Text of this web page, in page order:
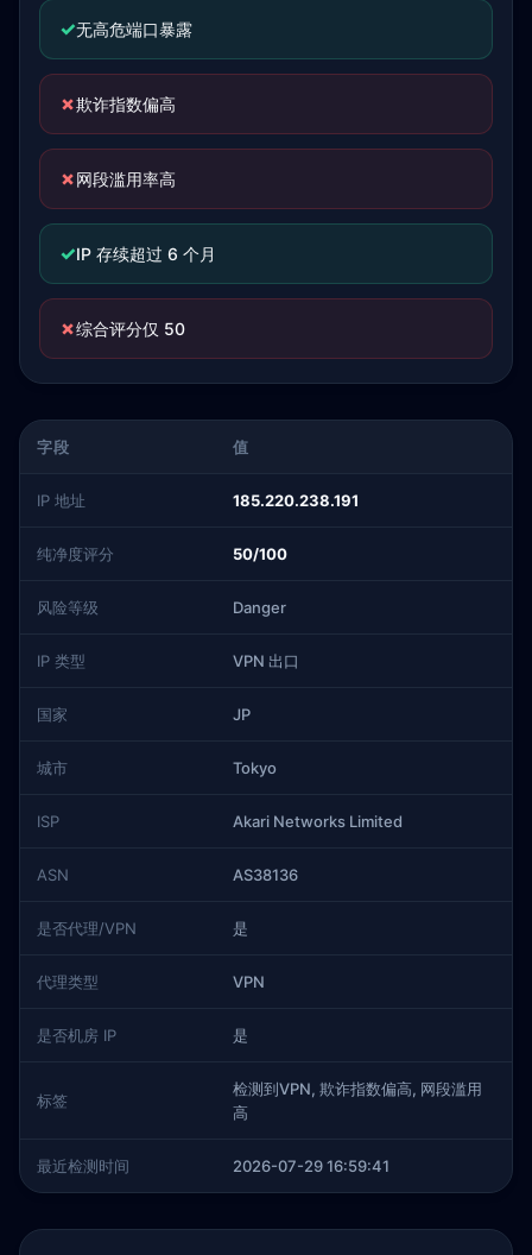
✓无高危端口暴露
✗欺诈指数偏高
✗网段滥用率高
✓IP 存续超过 6 个月
✗综合评分仅 50
字段 值
IP 地址 185.220.238.191
纯净度评分 50/100
风险等级 Danger
IP 类型 VPN 出口
国家 JP
城市 Tokyo
ISP Akari Networks Limited
ASN AS38136
是否代理/VPN 是
代理类型 VPN
是否机房 IP 是
标签
检测到VPN, 欺诈指数偏高, 网段滥用
高
最近检测时间 2026-07-29 16:59:41